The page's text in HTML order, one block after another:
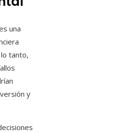
una
tanto,
y